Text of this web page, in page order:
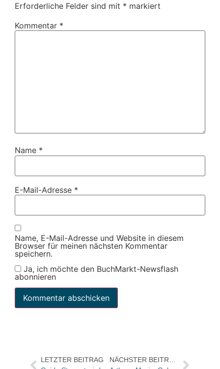
Erforderliche Felder sind mit * markiert
Kommentar *
Name *
E-Mail-Adresse *
Name, E-Mail-Adresse und Website in diesem
Browser für meinen nächsten Kommentar
speichern.
Ja, ich möchte den BuchMarkt-Newsflash
abonnieren
LETZTER BEITRAG